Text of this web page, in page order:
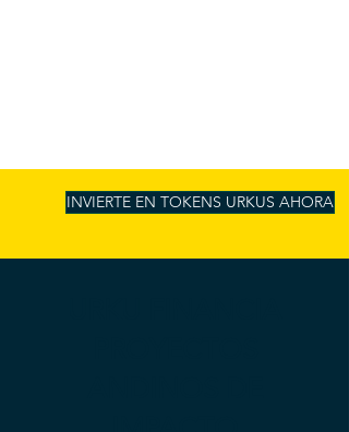
INVIERTE EN TOKENS URKUS AHORA